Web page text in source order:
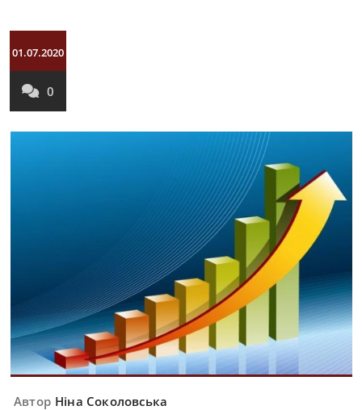
01.07.2020
0
Автор Ніна Соколовська